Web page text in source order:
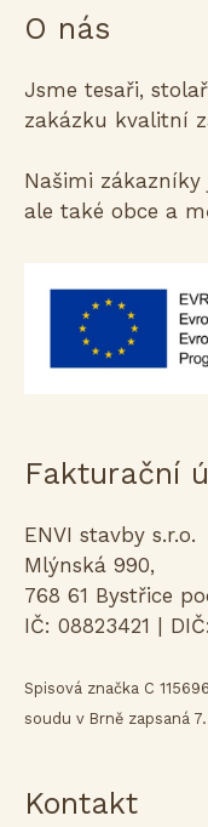
O nás
Jsme tesaři,
zakázku kvalitní
Našimi zákazníky
ale také obce a
Fakturační
ENVI stavby s.r.o.
Mlýnská 990,
768 61 Bystřice
IČ: 08823421 |
Spisová značka C
soudu v Brně zapsaná
Kontakt